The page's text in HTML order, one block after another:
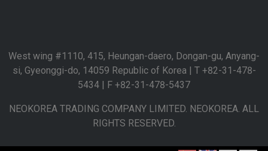
West wing #1110, 415, Heungan-daero, Dongan-gu, Anyang-
si, Gyeonggi-do, 14059 Republic of Korea | T +82-31-478-
5434 | F +82-31-478-5437
NEOKOREA TRADING COMPANY LIMITED. NEOKOREA. ALL
RIGHTS RESERVED.